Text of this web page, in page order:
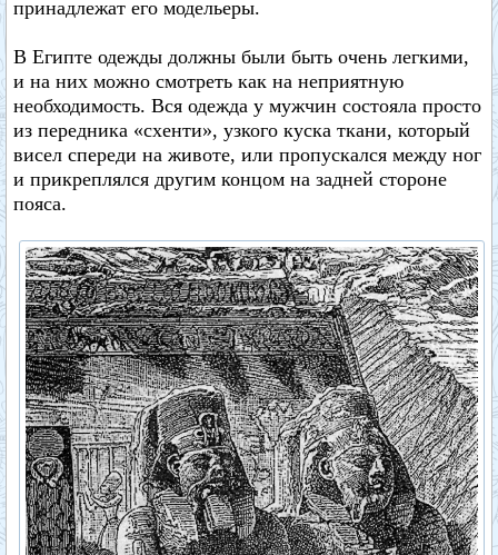
принадлежат его модельеры.
В Египте одежды должны были быть очень легкими,
и на них можно смотреть как на неприятную
необходимость. Вся одежда у мужчин состояла просто
из передника «схенти», узкого куска ткани, который
висел спереди на животе, или пропускался между ног
и прикреплялся другим концом на задней стороне
пояса.